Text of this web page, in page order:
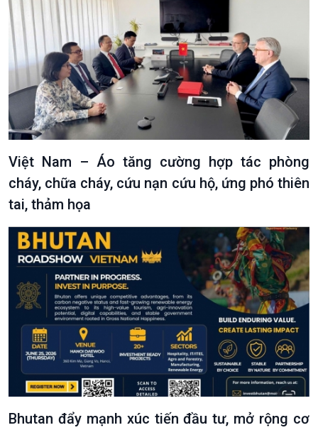
Việt Nam – Áo tăng cường hợp tác phòng
cháy, chữa cháy, cứu nạn cứu hộ, ứng phó thiên
tai, thảm họa
Bhutan đẩy mạnh xúc tiến đầu tư, mở rộng cơ